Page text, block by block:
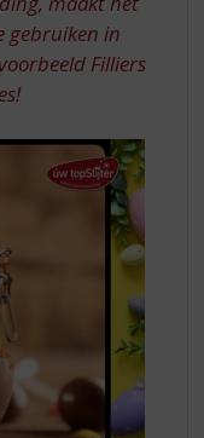
gebruiken in
Filliers